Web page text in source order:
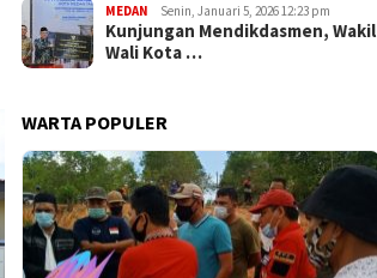
MEDAN Senin, Januari 5, 2026 12:23 pm
Kunjungan Mendikdasmen, Wakil
Wali Kota …
WARTA POPULER